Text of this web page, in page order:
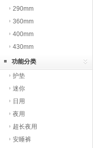
290mm
360mm
400mm
430mm
功能分类
护垫
迷你
日用
夜用
超长夜用
安睡裤